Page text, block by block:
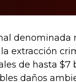
denominada
extracción
de hasta $7
daños